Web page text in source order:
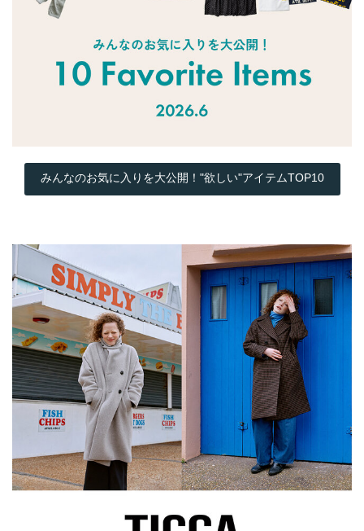
みんなのお気に入りを大公開！"欲しい"アイテムTOP10